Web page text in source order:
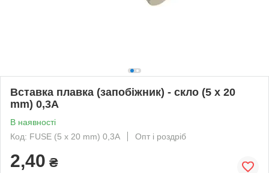
Вставка плавка (запобіжник) - скло (5 x 20
mm) 0,3A
В наявності
Код: FUSE (5 x 20 mm) 0,3A
Опт і роздріб
2,40 ₴